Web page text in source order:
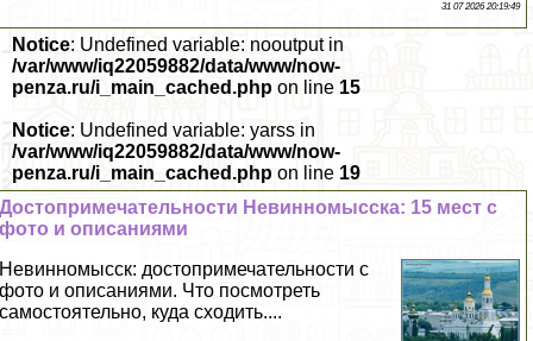
31 07 2026 20:19:49
Notice: Undefined variable: nooutput in
/var/www/iq22059882/data/www/now-
penza.ru/i_main_cached.php on line 15
Notice: Undefined variable: yarss in
/var/www/iq22059882/data/www/now-
penza.ru/i_main_cached.php on line 19
Достопримечательности Невинномысска: 15 мест с
фото и описаниями
Невинномысск: достопримечательности с
фото и описаниями. Что посмотреть
самостоятельно, куда сходить....